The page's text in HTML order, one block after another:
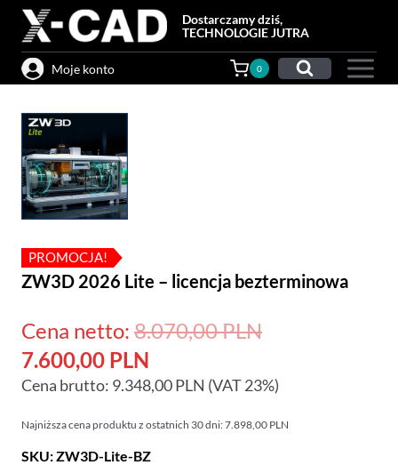
Przejdź
treści
Dostarczamy dziś,
TECHNOLOGIE JUTRA
Moje konto 0
PROMOCJA!
ZW3D 2026 Lite – licencja bezterminowa
Cena netto: 8.070,00PLNPierwotna
wynosiła:
8.070,00 PLN.
7.600,00 PLN
cena
wynosi:
7.600,00 PLN.
Cena brutto: 9.348,00PLN (VAT 23%)
Najniższa cena produktu z ostatnich 30 dni:7.898,00 PLN
SKU:ZW3D-Lite-BZ